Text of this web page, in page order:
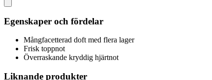
Egenskaper och fördelar
Mångfacetterad doft med flera lager
Frisk toppnot
Överraskande kryddig hjärtnot
Liknande produkter